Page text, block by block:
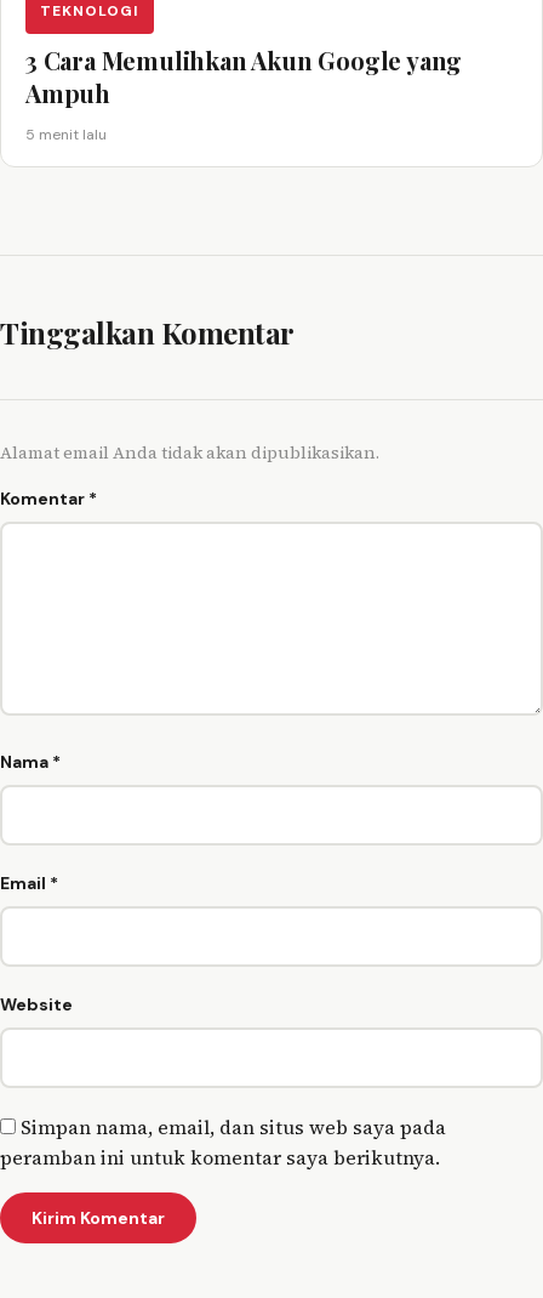
TEKNOLOGI
3 Cara Memulihkan Akun Google yang
Ampuh
5 menit lalu
Tinggalkan Komentar
Alamat email Anda tidak akan dipublikasikan.
Komentar *
Nama *
Email *
Website
Simpan nama, email, dan situs web saya pada
peramban ini untuk komentar saya berikutnya.